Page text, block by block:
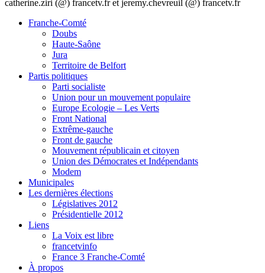
catherine.ziri (@) francetv.fr et jeremy.chevreuil (@) francetv.fr
Franche-Comté
Doubs
Haute-Saône
Jura
Territoire de Belfort
Partis politiques
Parti socialiste
Union pour un mouvement populaire
Europe Ecologie – Les Verts
Front National
Extrême-gauche
Front de gauche
Mouvement républicain et citoyen
Union des Démocrates et Indépendants
Modem
Municipales
Les dernières élections
Législatives 2012
Présidentielle 2012
Liens
La Voix est libre
francetvinfo
France 3 Franche-Comté
À propos